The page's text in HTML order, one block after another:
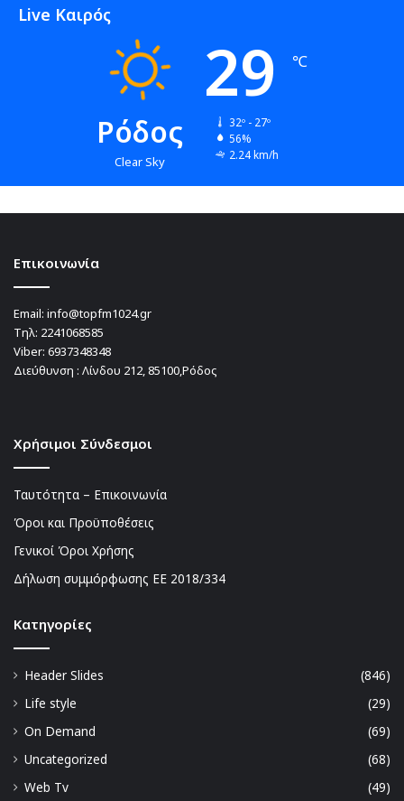
Live Καιρός
Ρόδος
Clear Sky
29 ℃
32º - 27º
56%
2.24 km/h
Επικοινωνία
Email: info@topfm1024.gr
Τηλ: 2241068585
Viber: 6937348348
Διεύθυνση : Λίνδου 212, 85100,Ρόδος
Χρήσιμοι Σύνδεσμοι
Ταυτότητα – Επικοινωνία
Όροι και Προϋποθέσεις
Γενικοί Όροι Χρήσης
Δήλωση συμμόρφωσης ΕΕ 2018/334
Kατηγορίες
Header Slides
(846)
Life style
(29)
On Demand
(69)
Uncategorized
(68)
Web Tv
(49)